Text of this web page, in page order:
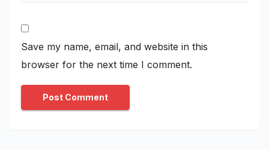
Save my name, email, and website in this
browser for the next time I comment.